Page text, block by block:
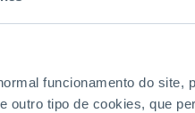
funcionamento do site,
tipo de cookies, que